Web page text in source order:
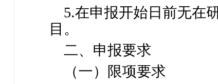
5.在申报开始日前无在
目。
二、申报要求
（一）限项要求